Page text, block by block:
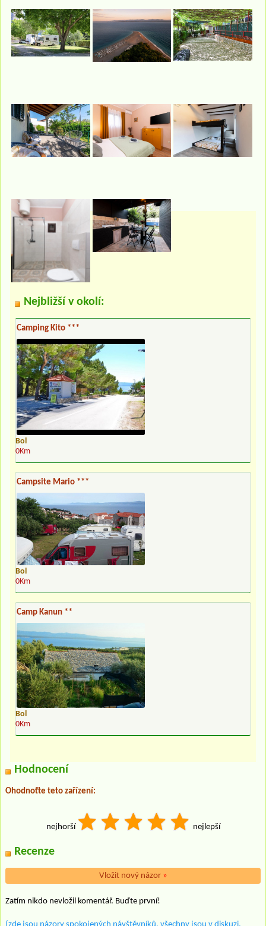
Nejbližší v okolí:
Camping Kito ***
Bol
0Km
Campsite Mario ***
Bol
0Km
Camp Kanun **
Bol
0Km
Hodnocení
Ohodnoťte teto zařízení:
nejhorší nejlepší
Recenze
Vložit nový názor »
Zatím nikdo nevložil komentář. Buďte první!